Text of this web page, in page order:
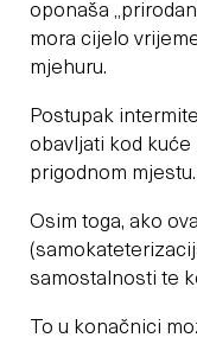
oponaša
mora cijelo
mjehuru.
Postupak
obavljati kod kuće
prigodnom mjestu.
Osim toga, ako
samostalnosti te
To u konačnici